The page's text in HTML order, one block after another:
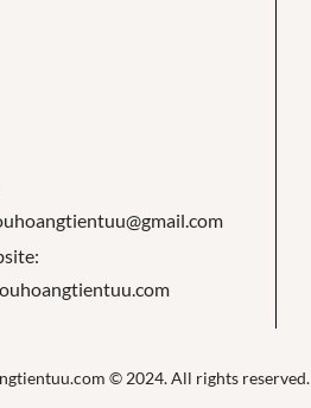
© 2024. All rights reserved.